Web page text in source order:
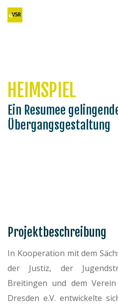
HEIMSPIEL
Ein Resumee
Übergangsgestaltung
Projektbeschreibung
In Kooperation mit dem
der Justiz, der
Breitingen und dem
Dresden e.V. entwickelte